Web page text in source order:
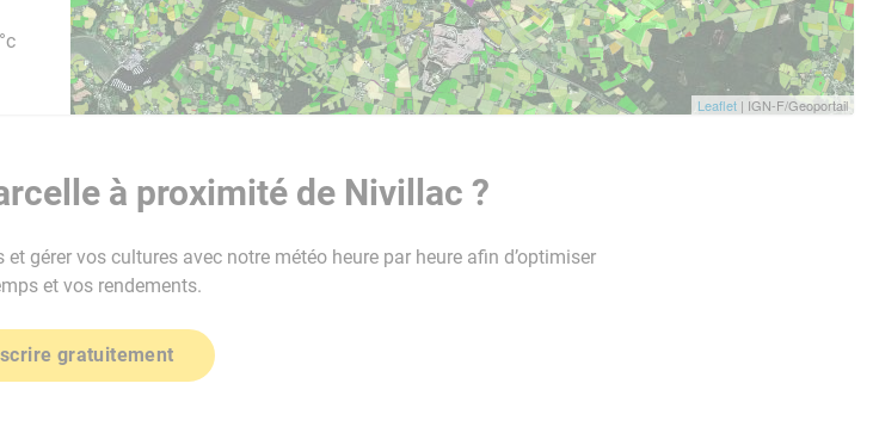
Leaflet | IGN-F/Geoportail
à proximité de Nivillac ?
gérer vos cultures avec notre météo heure par heure afin d’optimiser
et vos rendements.
gratuitement